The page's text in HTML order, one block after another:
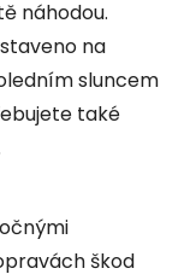
náhodou.
na
sluncem
také
škod